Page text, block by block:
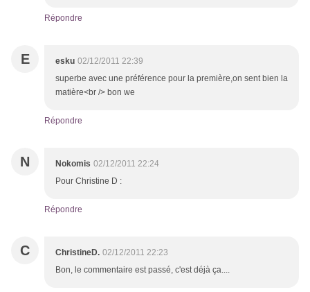
Répondre
E esku 02/12/2011 22:39
superbe avec une préférence pour la première,on sent bien la
matière<br /> bon we
Répondre
N Nokomis 02/12/2011 22:24
Pour Christine D :
Répondre
C ChristineD. 02/12/2011 22:23
Bon, le commentaire est passé, c'est déjà ça....